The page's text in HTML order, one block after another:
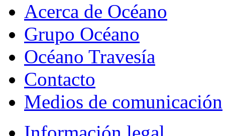
Acerca de Océano
Grupo Océano
Océano Travesía
Contacto
Medios de comunicación